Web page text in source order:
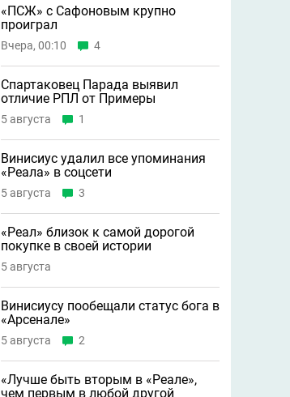
«ПСЖ» с Сафоновым крупно
проиграл
Вчера, 00:10 4
Спартаковец Парада выявил
отличие РПЛ от Примеры
5 августа 1
Винисиус удалил все упоминания
«Реала» в соцсети
5 августа 3
«Реал» близок к самой дорогой
покупке в своей истории
5 августа
Винисиусу пообещали статус бога в
«Арсенале»
5 августа 2
«Лучше быть вторым в «Реале»,
чем первым в любой другой